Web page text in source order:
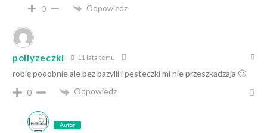
0 Odpowiedz
pollyzeczki 11 lata temu
robię podobnie ale bez bazylii i pesteczki mi nie przeszkadzaja 🙂
0
Odpowiedz
Autor